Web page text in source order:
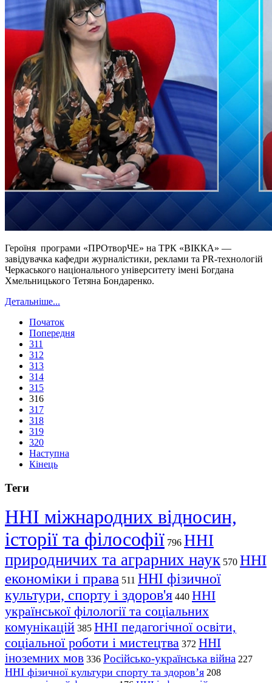
Героїня програми «ПРОтворЧЕ» на ТРК «ВІККА» —
завідувачка кафедри журналістики, реклами та PR-технологій
Черкаського національного університету імені Богдана
Хмельницького Тетяна Бондаренко.
Детальніше...
Початок
Попередня
311
312
313
314
315
316
317
318
319
320
Наступна
Кінець
Теги
ННІ міжнародних відносин,
історії та філософії 796 ННІ
природничих та аграрних наук 570 ННІ
економіки і права 511 ННІ фізичної
культури, спорту і здоров'я 440 ННІ
української філології та соціальних
комунікацій 385 ННІ педагогічної освіти,
соціальної роботи і мистецтва 372 ННІ
іноземних мов 336 Російсько-українська війна 227
ННІ фізичної культури спорту та здоров’я 208